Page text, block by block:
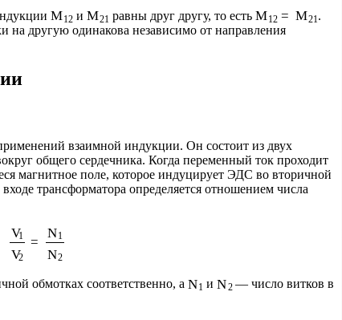
M и M21 равны друг другу, то есть M12 M 21
.
на другую одинакова независимо от направления
взаимной индукции. Он состоит из двух
общего сердечника. Когда переменный ток проходит
магнитное поле, которое индуцирует ЭДС во вторичной
трансформатора определяется отношением числа
обмотках соответственно, аN иN — число витков в